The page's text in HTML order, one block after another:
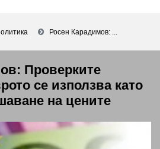
Росен Карадимов: ...
Проверките
се използва като
на цените